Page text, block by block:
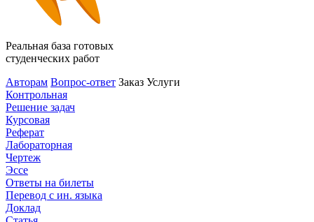
Реальная база готовых
студенческих работ
Авторам Вопрос-ответ Заказ Услуги
Контрольная
Решение задач
Курсовая
Реферат
Лабораторная
Чертеж
Эссе
Ответы на билеты
Перевод с ин. языка
Доклад